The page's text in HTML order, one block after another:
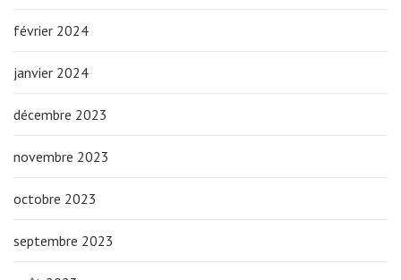
février 2024
janvier 2024
décembre 2023
novembre 2023
octobre 2023
septembre 2023